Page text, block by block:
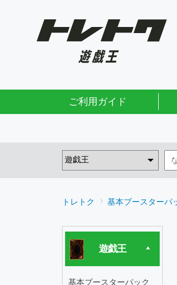
ご利用ガイド
トレトク 基本ブースターパ
遊戯王
基本ブースターパック